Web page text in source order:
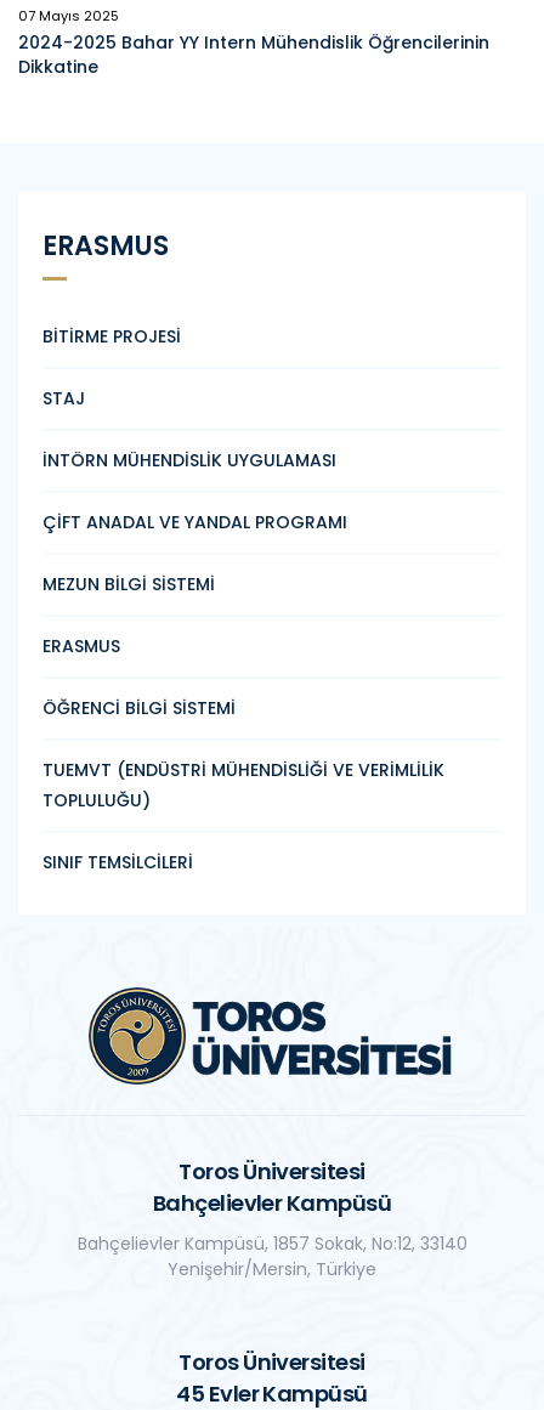
07 Mayıs 2025
2024-2025 Bahar YY Intern Mühendislik Öğrencilerinin
Dikkatine
ERASMUS
BİTİRME PROJESİ
STAJ
İNTÖRN MÜHENDİSLİK UYGULAMASI
ÇİFT ANADAL VE YANDAL PROGRAMI
MEZUN BİLGİ SİSTEMİ
ERASMUS
ÖĞRENCİ BİLGİ SİSTEMİ
TUEMVT (ENDÜSTRİ MÜHENDİSLİĞİ VE VERİMLİLİK
TOPLULUĞU)
SINIF TEMSİLCİLERİ
Toros Üniversitesi
Bahçelievler Kampüsü
Bahçelievler Kampüsü, 1857 Sokak, No:12, 33140
Yenişehir/Mersin, Türkiye
Toros Üniversitesi
45 Evler Kampüsü